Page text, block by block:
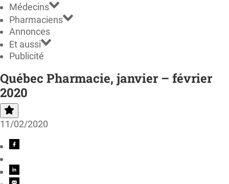
Médecins
Pharmaciens
Annonces
Et aussi
Publicité
Québec Pharmacie, janvier – février
2020
11/02/2020